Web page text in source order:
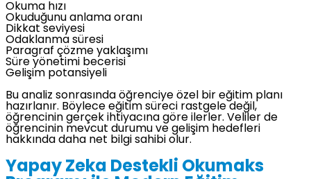
Okuma hızı
Okuduğunu anlama oranı
Dikkat seviyesi
Odaklanma süresi
Paragraf çözme yaklaşımı
Süre yönetimi becerisi
Gelişim potansiyeli
Bu analiz sonrasında öğrenciye özel bir eğitim planı
hazırlanır. Böylece eğitim süreci rastgele değil,
öğrencinin gerçek ihtiyacına göre ilerler. Veliler de
öğrencinin mevcut durumu ve gelişim hedefleri
hakkında daha net bilgi sahibi olur.
Yapay Zeka Destekli Okumaks